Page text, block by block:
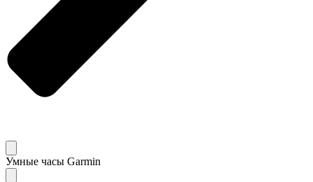
Умные часы Garmin